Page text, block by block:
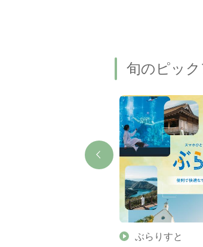
旬のピッ
ぶらりすと